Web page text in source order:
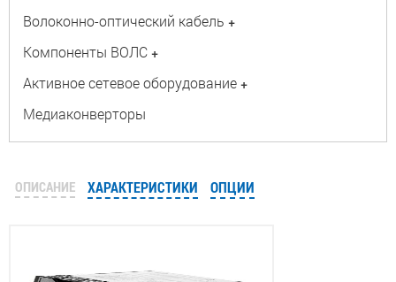
Волоконно-оптический кабель +
Компоненты ВОЛС +
Активное сетевое оборудование +
Медиаконверторы
ОПИСАНИЕ ХАРАКТЕРИСТИКИ ОПЦИИ